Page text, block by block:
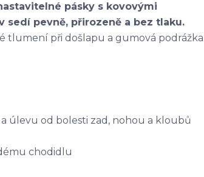
pásky s kovovými
sedí pevně, přirozeně a bez tlaku.
tlumení při došlapu a gumová podrážka
úlevu od bolesti zad, nohou a kloubů
chodidlu